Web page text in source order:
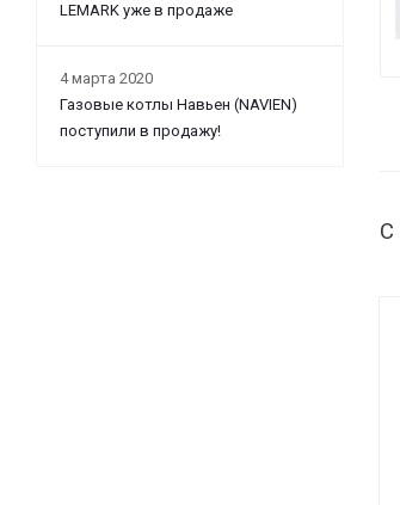
С
LEMARK уже в продаже
4 марта 2020
Газовые котлы Навьен (NAVIEN)
поступили в продажу!